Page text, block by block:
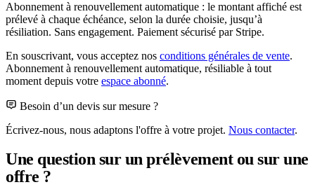
Abonnement à renouvellement automatique : le montant affiché est
prélevé à chaque échéance, selon la durée choisie, jusqu’à
résiliation. Sans engagement. Paiement sécurisé par Stripe.
En souscrivant, vous acceptez nos conditions générales de vente.
Abonnement à renouvellement automatique, résiliable à tout
moment depuis votre espace abonné.
Besoin d’un devis sur mesure ?
Écrivez-nous, nous adaptons l'offre à votre projet. Nous contacter.
Une question sur un prélèvement ou sur une
offre ?